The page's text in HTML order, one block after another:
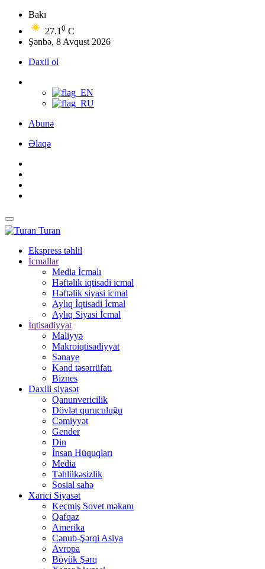
Bakı
27.1 0 C
Şənbə, 8 Avqust 2026
Daxil ol
Abunə
Əlaqə
Turan
Ekspress təhlil
İcmallar
Media İcmalı
Həftəlik iqtisadi icmal
Həftəlik siyasi icmal
Aylıq İqtisadi İcmal
Aylıq Siyasi İcmal
İqtisadiyyat
Maliyyə
Makroiqtisadiyyat
Sənaye
Kənd təsərrüfatı
Biznes
Daxili siyasət
Qanunvericilik
Dövlət quruculuğu
Cəmiyyət
Gender
Din
İnsan Hüquqları
Media
Təhlükəsizlik
Sosial sahə
Xarici Siyasət
Keçmiş Sovet məkanı
Qafqaz
Amerika
Cənub-Şərqi Asiya
Avropa
Böyük Şərq